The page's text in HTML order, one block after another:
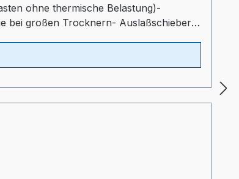
ohne thermische Belastung)-
bei großen Trocknern- Auslaßschieber-